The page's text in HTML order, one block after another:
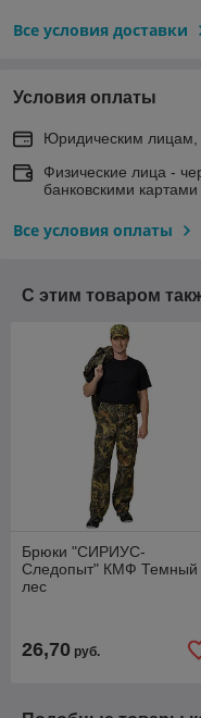
Все условия доставки
Условия оплаты
Юридическим лицам,
Физические лица -
банковскими картами
Все условия оплаты
С этим товаром
Брюки "СИРИУС-
Следопыт" КМФ Темный
лес
26,70 руб.